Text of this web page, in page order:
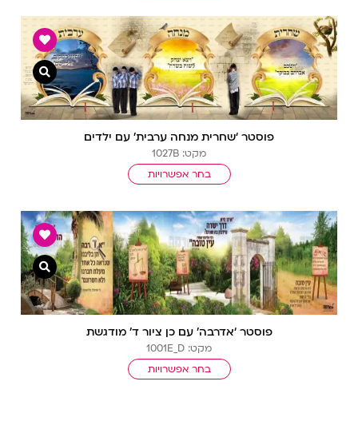
פוסטר ‘שחרית מנחה ערבית’ עם ילדים
מקט: 1027B
בחר אפשרויות
צפייה
פוסטר ‘אדרבה’ עם כן ציור ד’ מודגשת
מקט: 1001E_D
בחר אפשרויות
צפייה